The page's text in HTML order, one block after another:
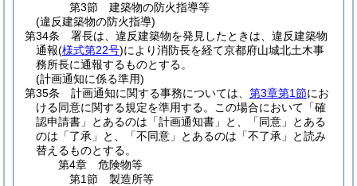
第3節
建築物の防火指導等
(違反建築物の防火指導)
第34条
署長は、違反建築物を発見したときは、違反建築物
通報(様式第22号)により消防長を経て京都府山城北土木事
務所長に通報するものとする。
(計画通知に係る準用)
第35条
計画通知に関する事務については、 第3章第1節にお
ける同意に関する規定を準用する。
この場合において「確
認申請書」とあるのは「計画通知書」と、「同意」とある
のは「了承」と、「不同意」とあるのは「不了承」と読み
替えるものとする。
第4章
危険物等
第1節
製造所等